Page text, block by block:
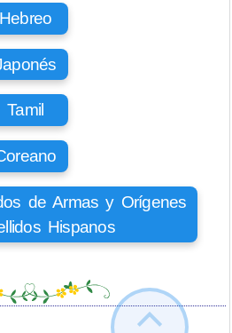
de Armas y Orígenes
Hispanos